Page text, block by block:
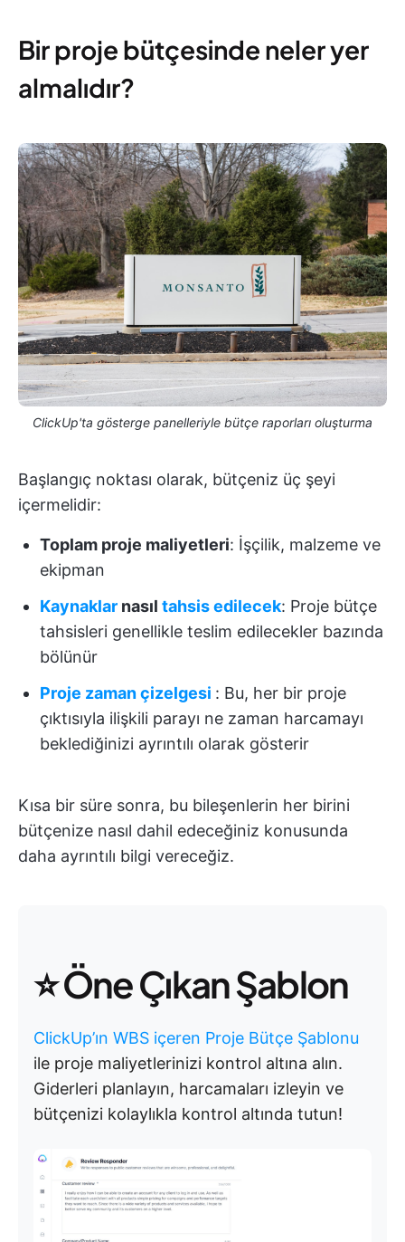
Bir proje bütçesinde neler yer
almalıdır?
ClickUp'ta gösterge panelleriyle bütçe raporları oluşturma
Başlangıç noktası olarak, bütçeniz üç şeyi
içermelidir:
Toplam proje maliyetleri: İşçilik, malzeme ve
ekipman
Kaynaklar nasıl tahsis edilecek: Proje bütçe
tahsisleri genellikle teslim edilecekler bazında
bölünür
Proje zaman çizelgesi : Bu, her bir proje
çıktısıyla ilişkili parayı ne zaman harcamayı
beklediğinizi ayrıntılı olarak gösterir
Kısa bir süre sonra, bu bileşenlerin her birini
bütçenize nasıl dahil edeceğiniz konusunda
daha ayrıntılı bilgi vereceğiz.
⭐ Öne Çıkan Şablon
ClickUp’ın WBS içeren Proje Bütçe Şablonu
ile proje maliyetlerinizi kontrol altına alın.
Giderleri planlayın, harcamaları izleyin ve
bütçenizi kolaylıkla kontrol altında tutun!